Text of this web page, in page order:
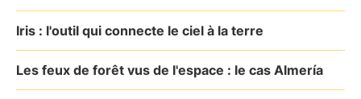
Iris : l'outil qui connecte le ciel à la terre
Les feux de forêt vus de l'espace : le cas Almería